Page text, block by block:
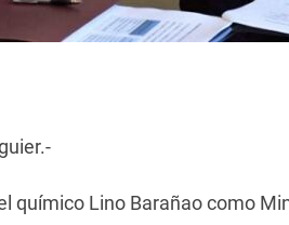
químico Lino Barañao como